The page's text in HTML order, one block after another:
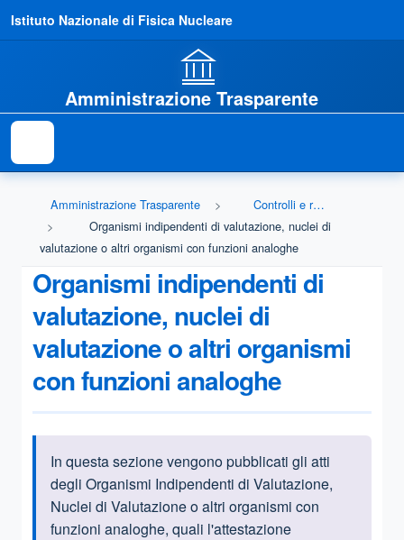
Istituto Nazionale di Fisica Nucleare
Amministrazione Trasparente
Amministrazione Trasparente
Controlli e rilievi sull'amministrazione
Organismi indipendenti di valutazione, nuclei di
valutazione o altri organismi con funzioni analoghe
Organismi indipendenti di
valutazione, nuclei di
valutazione o altri organismi
con funzioni analoghe
Informazioni introduttive
In questa sezione vengono pubblicati gli atti
degli Organismi Indipendenti di Valutazione,
Nuclei di Valutazione o altri organismi con
funzioni analoghe, quali l'attestazione